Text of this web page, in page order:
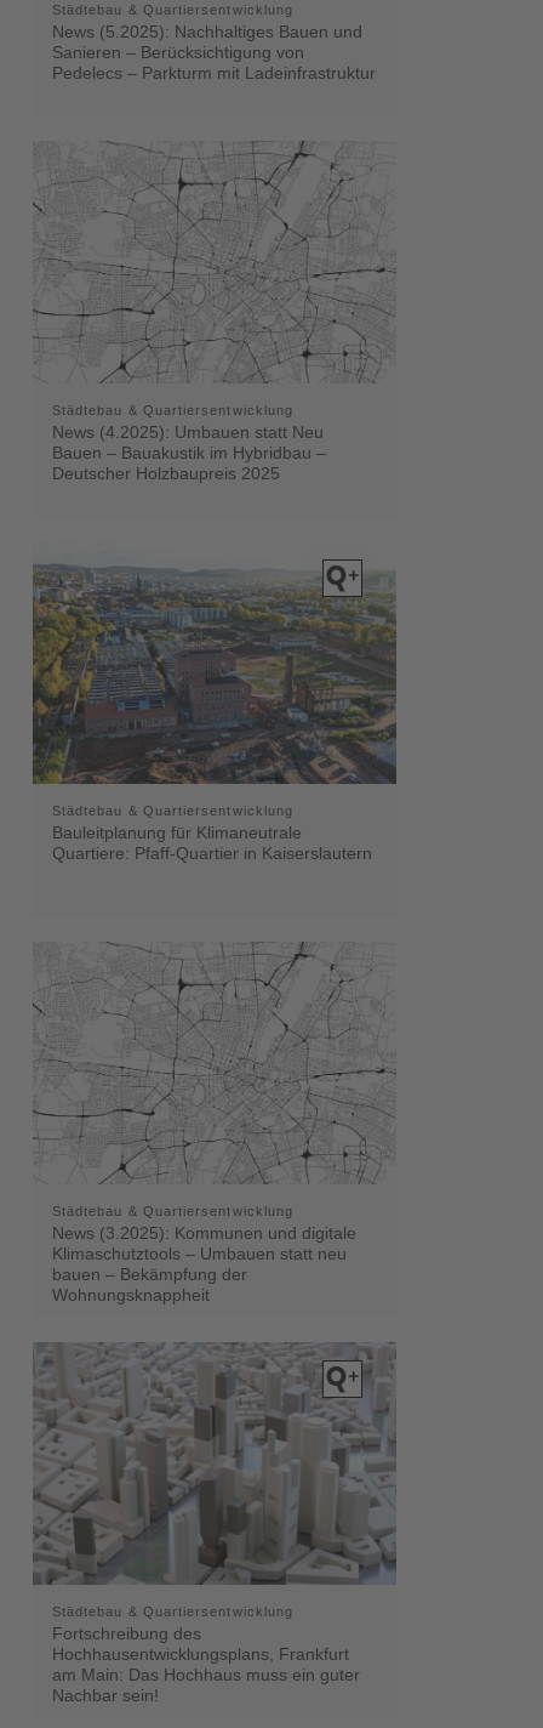
Städtebau & Quartiersentwicklung
News (5.2025): Nachhaltiges Bauen und
Sanieren – Berücksichtigung von
Pedelecs – Parkturm mit Ladeinfrastruktur
Städtebau & Quartiersentwicklung
News (4.2025): Umbauen statt Neu
Bauen – Bauakustik im Hybridbau –
Deutscher Holzbaupreis 2025
Städtebau & Quartiersentwicklung
Bauleitplanung für Klimaneutrale
Quartiere: Pfaff-Quartier in Kaiserslautern
Städtebau & Quartiersentwicklung
News (3.2025): Kommunen und digitale
Klimaschutztools – Umbauen statt neu
bauen – Bekämpfung der
Wohnungsknappheit
Städtebau & Quartiersentwicklung
Fortschreibung des
Hochhausentwicklungsplans, Frankfurt
am Main: Das Hochhaus muss ein guter
Nachbar sein!